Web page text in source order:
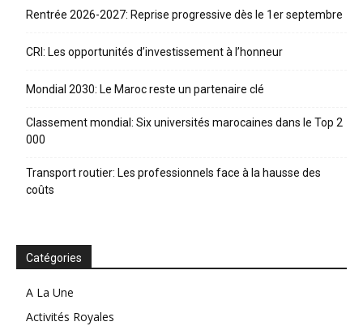
Rentrée 2026-2027: Reprise progressive dès le 1er septembre
CRI: Les opportunités d’investissement à l’honneur
Mondial 2030: Le Maroc reste un partenaire clé
Classement mondial: Six universités marocaines dans le Top 2
000
Transport routier: Les professionnels face à la hausse des
coûts
Catégories
A La Une
Activités Royales